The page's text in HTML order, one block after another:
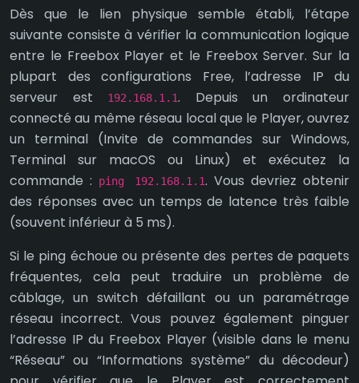
Dès que le lien physique semble établi, l’étape
suivante consiste à vérifier la communication logique
entre le Freebox Player et le Freebox Server. Sur la
plupart des configurations Free, l’adresse IP du
serveur est
192.168.1.1. Depuis un ordinateur
connecté au même réseau local que le Player, ouvrez
un terminal (Invite de commandes sur Windows,
Terminal sur macOS ou Linux) et exécutez la
commande :
ping 192.168.1.1. Vous devriez obtenir
des réponses avec un temps de latence très faible
(souvent inférieur à 5 ms).
Si le ping échoue ou présente des pertes de paquets
fréquentes, cela peut traduire un problème de
câblage, un switch défaillant ou un paramétrage
réseau incorrect. Vous pouvez également pinguer
l’adresse IP du Freebox Player (visible dans le menu
“Réseau” ou “Informations système” du décodeur)